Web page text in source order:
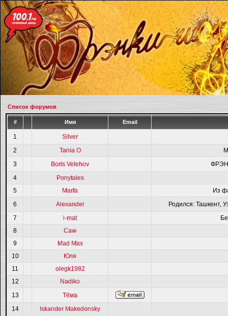
Список форумов
# Имя Email
1
Silver
2
Tania O
3
Boris Velehov
4
Ponytales
5
Marfa
Из
6
Alexander
Родился: Ташкент,
7
i-mat
8
Caw
9
Mad Max
10
Юля
11
olegk1982
12
Nadiko
13
Тёма
14
Iskander Makedonsky